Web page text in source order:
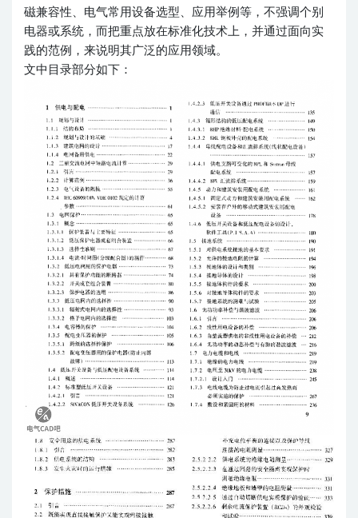
磁兼容性、电气常用设备选型、应用举例等，不强调个别
电器或系统，而把重点放在标准化技术上，并通过面向实
践的范例，来说明其广泛的应用领域。
文中目录部分如下：